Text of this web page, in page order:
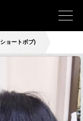
ョートボブ)